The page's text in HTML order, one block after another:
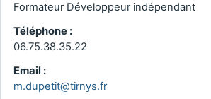
Formateur Développeur indépendant
Téléphone :
06.75.38.35.22
Email :
m.dupetit@tirnys.fr